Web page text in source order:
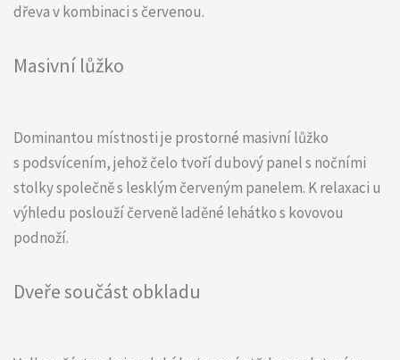
dřeva v kombinaci s červenou.
Masivní lůžko
Dominantou místnosti je prostorné masivní lůžko
s podsvícením, jehož čelo tvoří dubový panel s nočními
stolky společně s lesklým červeným panelem. K relaxaci u
výhledu poslouží červeně laděné lehátko s kovovou
podnoží.
Dveře součást obkladu